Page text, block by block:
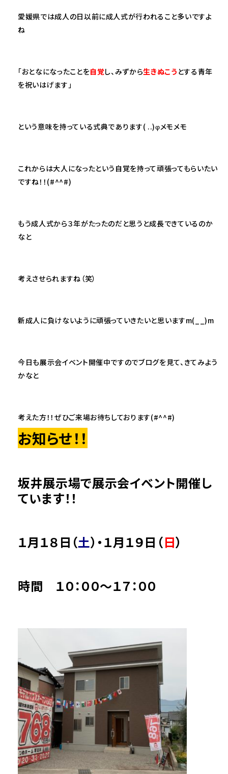
愛媛県では成人の日以前に成人式が行われること多いですよ
ね
「おとなになったことを自覚し、みずから生きぬこう とする青年
を祝いはげます」
という意味を持っている式典であります( ..)φメモメモ
これからは大人になったという自覚を持って頑張ってもらいたい
ですね！！(#^^#)
もう成人式から３年がたったのだと思うと成長できているのか
なと
考えさせられますね（笑）
新成人に負けないように頑張っていきたいと思いますm(__)m
今日も展示会イベント開催中ですのでブログを見て、きてみよう
かなと
考えた方！！ぜひご来場お待ちしております(#^^#)
お知らせ！！
坂井展示場で展示会イベント開催し
ています！！
１月１８日（土）・１月１９日（日）
時間 １０：００～１７：００